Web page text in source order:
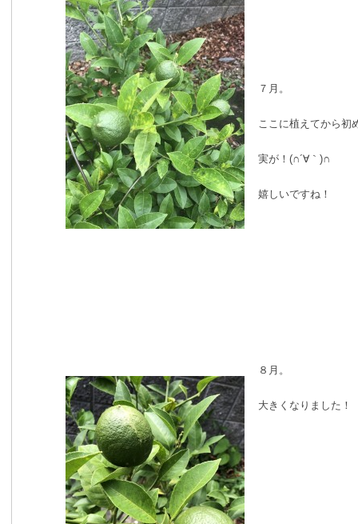
７月。
ここに植えてから初
実が！(∩´∀｀)∩
嬉しいですね！
８月。
大きくなりました！